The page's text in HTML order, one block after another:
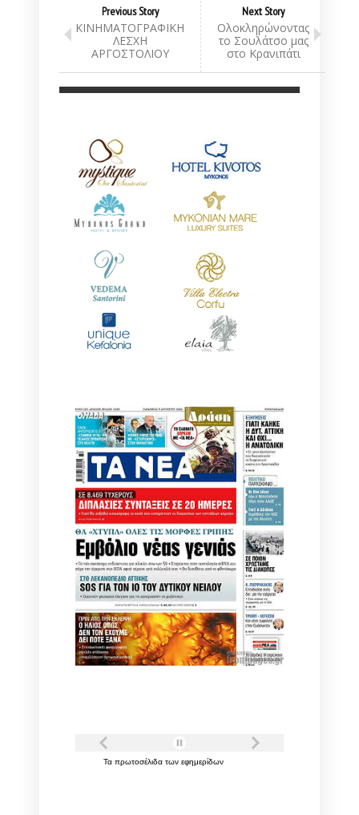
Previous Story
ΚΙΝΗΜΑΤΟΓΡΑΦΙΚΗ
ΛΕΣΧΗ
ΑΡΓΟΣΤΟΛΙΟΥ
Next Story
Ολοκληρώνοντας
το Σουλάτσο μας
στο Κρανιπάτι
Τα πρωτοσέλιδα των εφημερίδων